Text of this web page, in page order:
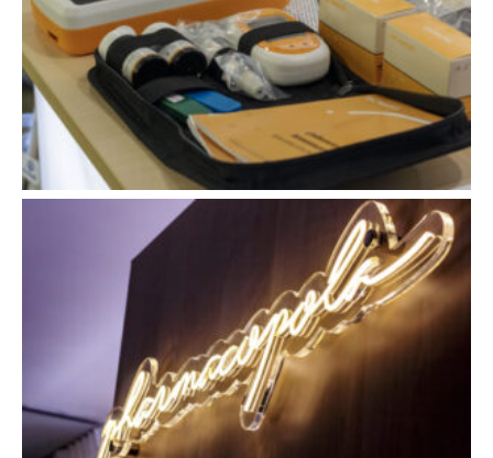
Novinky
Reklamácie
Kontakt
SK EN